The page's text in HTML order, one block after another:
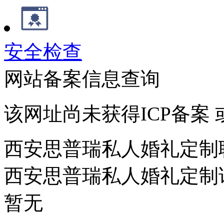
安全检查
网站备案信息查询
该网址尚未获得ICP备案
西安思普瑞私人婚礼定
西安思普瑞私人婚礼定
暂无